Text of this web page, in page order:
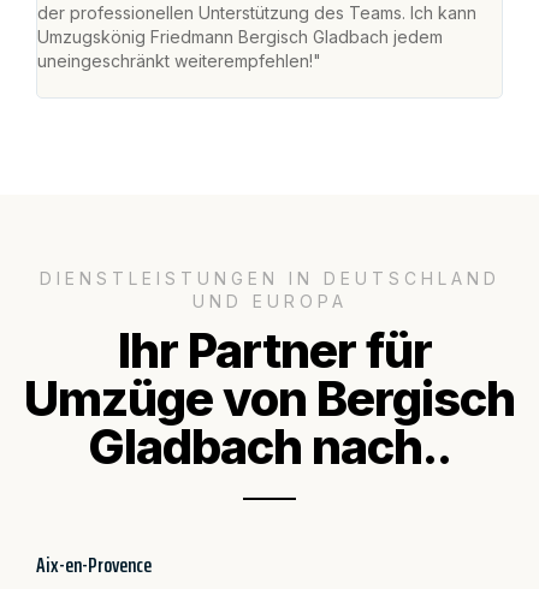
der professionellen Unterstützung des Teams. Ich kann
Umzugskönig Friedmann Bergisch Gladbach jedem
uneingeschränkt weiterempfehlen!"
DIENSTLEISTUNGEN IN DEUTSCHLAND
UND EUROPA
Ihr Partner für
Umzüge von Bergisch
Gladbach nach..
Aix-en-Provence